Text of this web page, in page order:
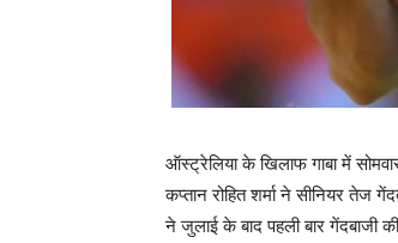
ऑस्ट्रेलिया के खिलाफ गाबा में
कप्तान रोहित शर्मा ने सीनियर तेज
ने जुलाई के बाद पहली बार गेंदबाजी